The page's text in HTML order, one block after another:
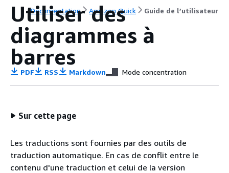
Documentation Amazon Quick Guide de l’utilisateur
Utiliser des
diagrammes à
barres
PDF RSS Markdown Mode concentration
Sur cette page
Les traductions sont fournies par des outils de
traduction automatique. En cas de conflit entre le
contenu d'une traduction et celui de la version